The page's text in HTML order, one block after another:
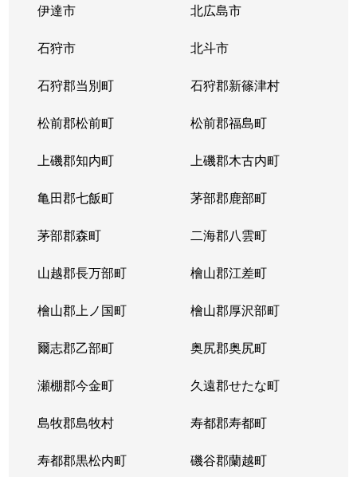
北４６条東
栄町(札幌)
東苗穂５条
元町(札幌)
伏古４条
環状通東
本町２条
環状通東
伊達市 北広島市
石狩市 北斗市
石狩郡当別町 石狩郡新篠津村
松前郡松前町 松前郡福島町
上磯郡知内町 上磯郡木古内町
亀田郡七飯町 茅部郡鹿部町
茅部郡森町 二海郡八雲町
山越郡長万部町 檜山郡江差町
檜山郡上ノ国町 檜山郡厚沢部町
爾志郡乙部町 奥尻郡奥尻町
瀬棚郡今金町 久遠郡せたな町
島牧郡島牧村 寿都郡寿都町
寿都郡黒松内町 磯谷郡蘭越町